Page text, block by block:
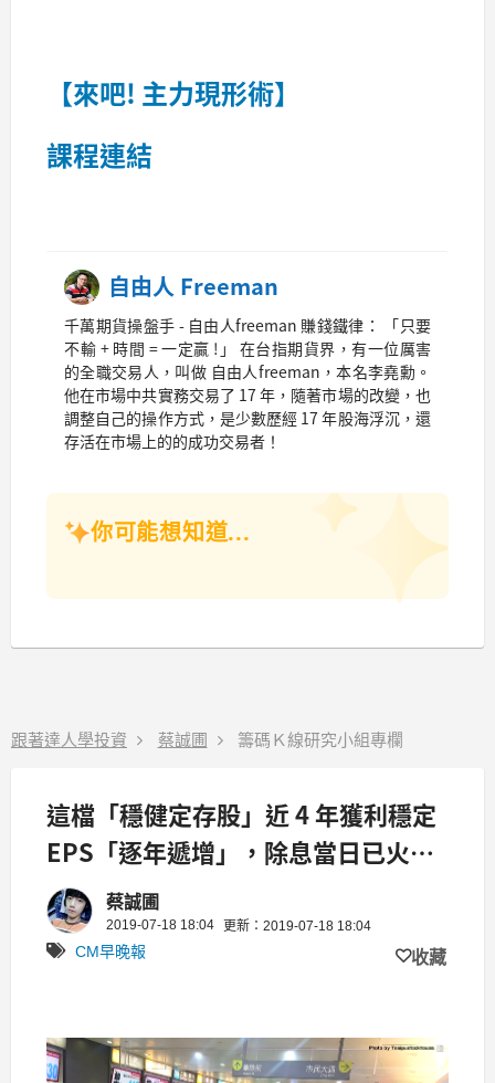
【來吧! 主力現形術】
課程連結
自由人 Freeman
千萬期貨操盤手 - 自由人freeman 賺錢鐵律： 「只要
不輸 + 時間 = 一定贏 !」 在台指期貨界，有一位厲害
的全職交易人，叫做 自由人freeman，本名李堯勳。
他在市場中共實務交易了 17 年，隨著市場的改變，也
調整自己的操作方式，是少數歷經 17 年股海浮沉，還
存活在市場上的的成功交易者！
你可能想知道...
跟著達人學投資 蔡誠圃 籌碼Ｋ線研究小組專欄
這檔「穩健定存股」近 4 年獲利穩定
EPS「逐年遞增」，除息當日已火速
填息 66%！
蔡誠圃
2019-07-18 18:04 更新：2019-07-18 18:04
CM早晚報 收藏